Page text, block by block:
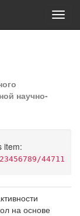
научно-
item:
44711
на основе